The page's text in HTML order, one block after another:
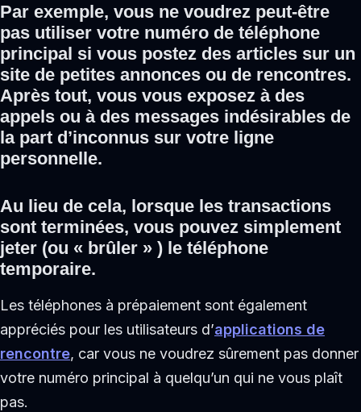
Par exemple, vous ne voudrez peut-être
pas utiliser votre numéro de téléphone
principal si vous postez des articles sur un
site de petites annonces ou de rencontres.
Après tout, vous vous exposez à des
appels ou à des messages indésirables de
la part d’inconnus sur votre ligne
personnelle.
Au lieu de cela, lorsque les transactions
sont terminées, vous pouvez simplement
jeter (ou « brûler » ) le téléphone
temporaire.
Les téléphones à prépaiement sont également
appréciés pour les utilisateurs d’applications de
rencontre, car vous ne voudrez sûrement pas donner
votre numéro principal à quelqu’un qui ne vous plaît
pas.